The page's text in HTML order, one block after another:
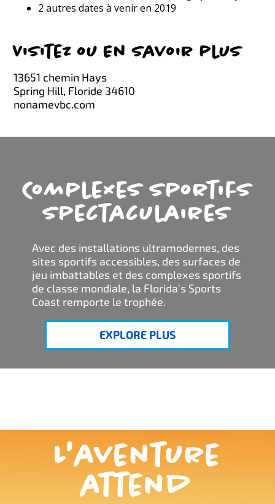
2 autres dates à venir en 2019
Visitez ou En savoir plus
13651 chemin Hays
Spring Hill, Floride 34610
nonamevbc.com
Complexes sportifs
spectaculaires
Avec des installations ultramodernes, des
sites sportifs accessibles, des surfaces de
jeu imbattables et des complexes sportifs
de classe mondiale, la Florida's Sports
Coast remporte le trophée.
EXPLORE PLUS
L'aventure
attend